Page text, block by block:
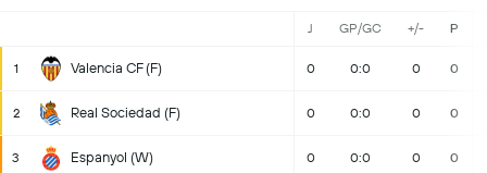
J GP/GC +/- P
1 Valencia CF (F) 0 0:0 0 0
2 Real Sociedad (F) 0 0:0 0 0
3 Espanyol (W) 0 0:0 0 0